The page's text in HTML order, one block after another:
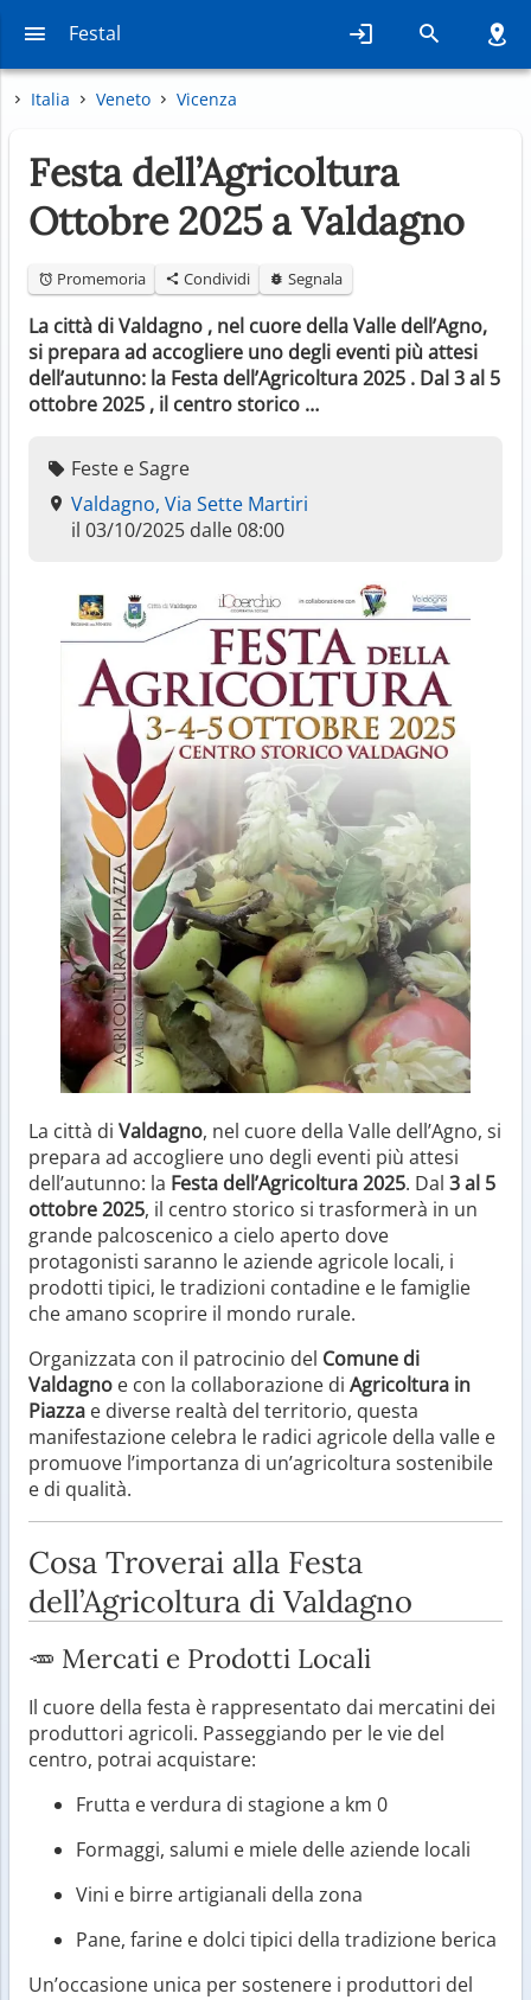
Festal
Italia Veneto Vicenza
Festa dell’Agricoltura
Ottobre 2025 a Valdagno
Promemoria Condividi Segnala
La città di Valdagno , nel cuore della Valle dell’Agno,
si prepara ad accogliere uno degli eventi più attesi
dell’autunno: la Festa dell’Agricoltura 2025 . Dal 3 al 5
ottobre 2025 , il centro storico …
Feste e Sagre
Valdagno, Via Sette Martiri
il 03/10/2025 dalle 08:00
La città di Valdagno, nel cuore della Valle dell’Agno, si
prepara ad accogliere uno degli eventi più attesi
dell’autunno: la Festa dell’Agricoltura 2025. Dal 3 al 5
ottobre 2025, il centro storico si trasformerà in un
grande palcoscenico a cielo aperto dove
protagonisti saranno le aziende agricole locali, i
prodotti tipici, le tradizioni contadine e le famiglie
che amano scoprire il mondo rurale.
Organizzata con il patrocinio del Comune di
Valdagno e con la collaborazione di Agricoltura in
Piazza e diverse realtà del territorio, questa
manifestazione celebra le radici agricole della valle e
promuove l’importanza di un’agricoltura sostenibile
e di qualità.
Cosa Troverai alla Festa
dell’Agricoltura di Valdagno
🥕 Mercati e Prodotti Locali
Il cuore della festa è rappresentato dai mercatini dei
produttori agricoli. Passeggiando per le vie del
centro, potrai acquistare:
Frutta e verdura di stagione a km 0
Formaggi, salumi e miele delle aziende locali
Vini e birre artigianali della zona
Pane, farine e dolci tipici della tradizione berica
Un’occasione unica per sostenere i produttori del